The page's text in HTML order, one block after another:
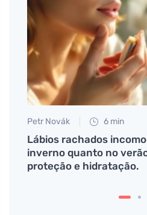
Petr Novák 6 min
Lábios rachados
inverno quanto no
proteção e hidratação.